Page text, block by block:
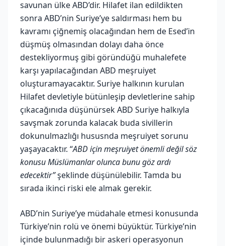
savunan ülke ABD’dir. Hilafet ilan edildikten
sonra ABD’nin Suriye’ye saldırması hem bu
kavramı çiğnemiş olacağından hem de Esed’in
düşmüş olmasından dolayı daha önce
destekliyormuş gibi göründüğü muhalefete
karşı yapılacağından ABD meşruiyet
oluşturamayacaktır. Suriye halkının kurulan
Hilafet devletiyle bütünleşip devletlerine sahip
çıkacağınıda düşünürsek ABD Suriye halkıyla
savşmak zorunda kalacak buda sivillerin
dokunulmazlığı hususnda meşruiyet sorunu
yaşayacaktır. “ABD için meşruiyet önemli değil söz
konusu Müslümanlar olunca bunu göz ardı
edecektir”şeklinde düşünülebilir. Tamda bu
sırada ikinci riski ele almak gerekir.
ABD’nin Suriye’ye müdahale etmesi konusunda
Türkiye’nin rolü ve önemi büyüktür. Türkiye’nin
içinde bulunmadığı bir askeri operasyonun